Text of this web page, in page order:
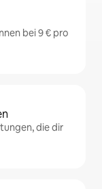
bei 9 € pro
die dir